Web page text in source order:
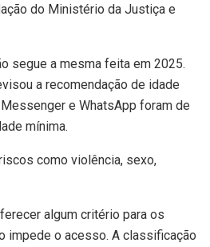
do Ministério da Justiça e
segue a mesma feita em 2025.
a recomendação de idade
e WhatsApp foram de
mínima.
como violência, sexo,
algum critério para os
impede o acesso. A classificação